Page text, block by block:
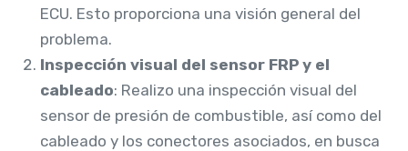
ECU. Esto proporciona una visión general del
problema.
Inspección visual del sensor FRP y el
cableado: Realizo una inspección visual del
sensor de presión de combustible, así como del
cableado y los conectores asociados, en busca